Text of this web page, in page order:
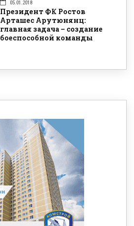
05.01.2018
Президент ФК Ростов
Арташес Арутюнянц:
главная задача – создание
боеспособной команды